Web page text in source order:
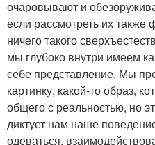
очаровывают и
если рассмотреть их также
ничего такого
мы глубоко внутри имеем
себе представление. Мы
картинку, какой-то образ,
общего с реальностью, но
диктует нам наше
одеваться,